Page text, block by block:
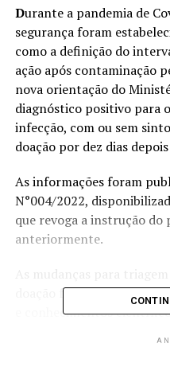
Durante a pandemia de
segurança foram
como a definição do
ação após contaminação
nova orientação do
diagnóstico positivo para
infecção, com ou sem
doação por dez dias
As informações foram
N°004/2022,
que revoga a instrução do
anteriormente.
doação foram definidas
e conhecimentos
pela transfusão de